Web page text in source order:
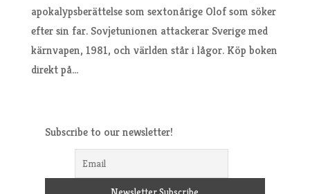
apokalypsberättelse som sextonårige Olof som söker
efter sin far. Sovjetunionen attackerar Sverige med
kärnvapen, 1981, och världen står i lågor. Köp boken
direkt på...
Subscribe to our newsletter!